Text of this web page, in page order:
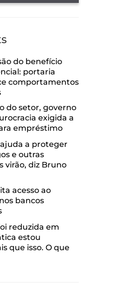
do benefício
portaria
comportamentos
do setor, governo
exigida a
empréstimo
ajuda a proteger
e outras
virão, diz Bruno
acesso ao
bancos
reduzida em
estou
que isso. O que